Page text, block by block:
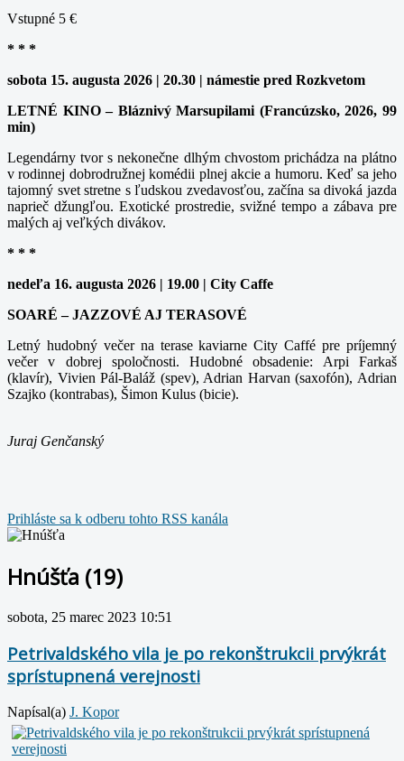
Vstupné 5 €
* * *
sobota 15. augusta 2026 | 20.30 | námestie pred Rozkvetom
LETNÉ KINO – Bláznivý Marsupilami (Francúzsko, 2026, 99
min)
Legendárny tvor s nekonečne dlhým chvostom prichádza na plátno
v rodinnej dobrodružnej komédii plnej akcie a humoru. Keď sa jeho
tajomný svet stretne s ľudskou zvedavosťou, začína sa divoká jazda
naprieč džungľou. Exotické prostredie, svižné tempo a zábava pre
malých aj veľkých divákov.
* * *
nedeľa 16. augusta 2026 | 19.00 | City Caffe
SOARÉ – JAZZOVÉ AJ TERASOVÉ
Letný hudobný večer na terase kaviarne City Caffé pre príjemný
večer v dobrej spoločnosti. Hudobné obsadenie: Arpi Farkaš
(klavír), Vivien Pál-Baláž (spev), Adrian Harvan (saxofón), Adrian
Szajko (kontrabas), Šimon Kulus (bicie).
Juraj Genčanský
Prihláste sa k odberu tohto RSS kanála
Hnúšťa (19)
sobota, 25 marec 2023 10:51
Petrivaldského vila je po rekonštrukcii prvýkrát
sprístupnená verejnosti
Napísal(a) J. Kopor